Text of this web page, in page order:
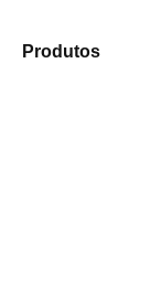
Produtose